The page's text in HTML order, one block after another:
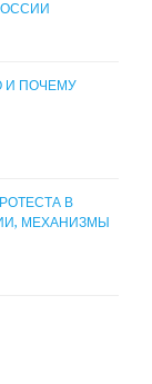
И ПОЧЕМУ
В
МЕХАНИЗМЫ